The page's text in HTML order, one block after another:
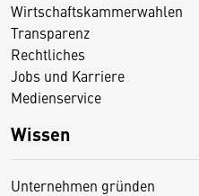
Wirtschaftskammerwahlen
Transparenz
Rechtliches
Jobs und Karriere
Medienservice
Wissen
Unternehmen gründen